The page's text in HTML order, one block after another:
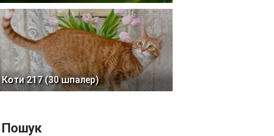
Коти 217 (30 шпалер)
Пошук